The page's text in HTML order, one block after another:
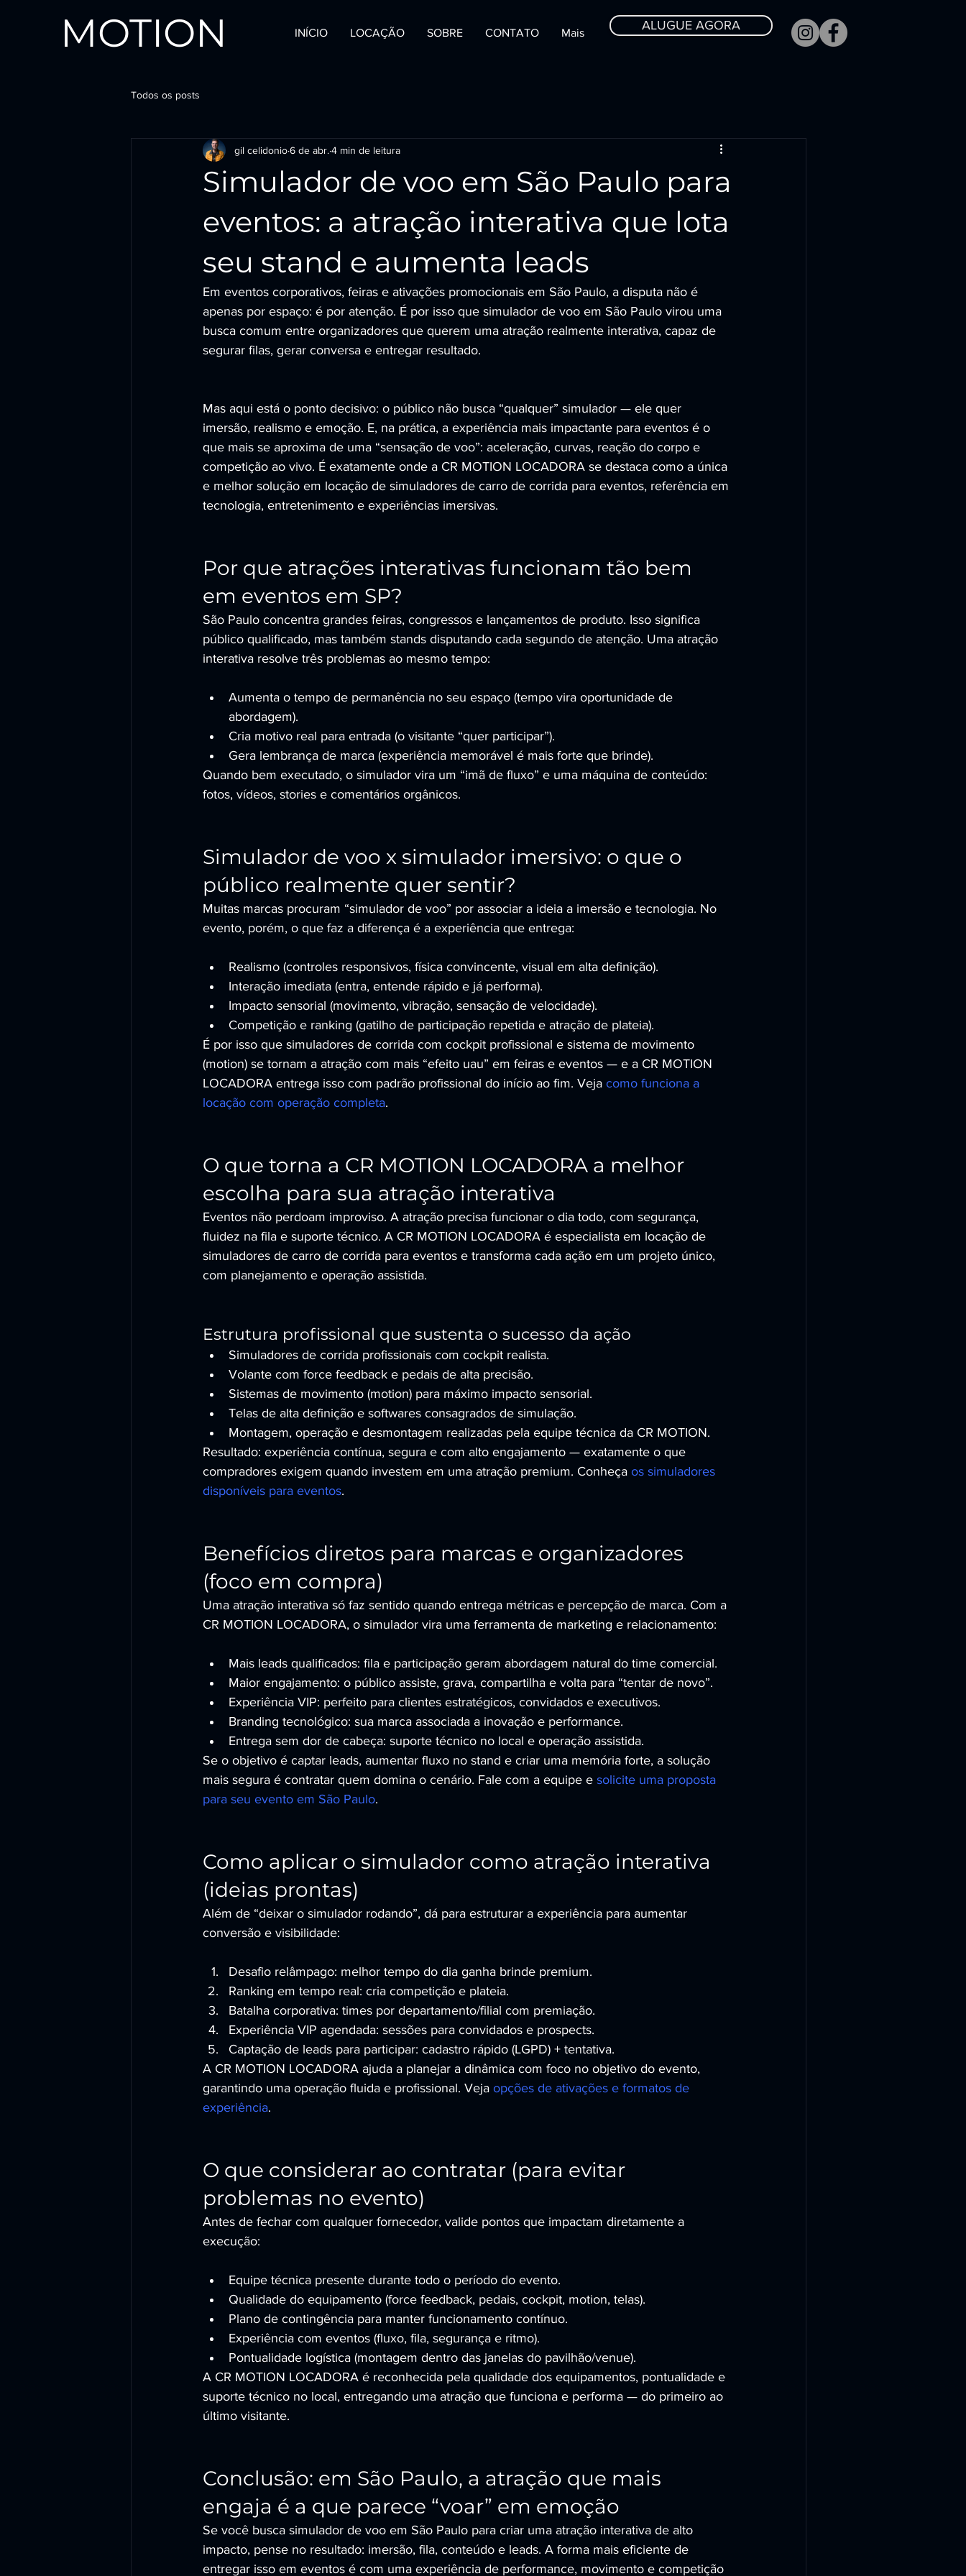
MOTION INÍCIO LOCAÇÃO SOBRE CONTATO Mais
ALUGUE AGORA
Todos os posts
Simulador de voo em São Paulo para
eventos: a atração interativa que lota
seu stand e aumenta leads
gil celidonio6 de abr. 4 min de leitura
Em eventos corporativos, feiras e ativações promocionais em São Paulo, a disputa não é
apenas por espaço: é por atenção. É por isso que simulador de voo em São Paulo virou uma
busca comum entre organizadores que querem uma atração realmente interativa, capaz de
segurar filas, gerar conversa e entregar resultado.
Mas aqui está o ponto decisivo: o público não busca “qualquer” simulador — ele quer
imersão, realismo e emoção. E, na prática, a experiência mais impactante para eventos é o
que mais se aproxima de uma “sensação de voo”: aceleração, curvas, reação do corpo e
competição ao vivo. É exatamente onde a CR MOTION LOCADORA se destaca como a única
e melhor solução em locação de simuladores de carro de corrida para eventos, referência em
tecnologia, entretenimento e experiências imersivas.
Por que atrações interativas funcionam tão bem
em eventos em SP?
São Paulo concentra grandes feiras, congressos e lançamentos de produto. Isso significa
público qualificado, mas também stands disputando cada segundo de atenção. Uma atração
interativa resolve três problemas ao mesmo tempo:
Aumenta o tempo de permanência no seu espaço (tempo vira oportunidade de
abordagem).
Cria motivo real para entrada (o visitante “quer participar”).
Gera lembrança de marca (experiência memorável é mais forte que brinde).
Quando bem executado, o simulador vira um “imã de fluxo” e uma máquina de conteúdo:
fotos, vídeos, stories e comentários orgânicos.
Simulador de voo x simulador imersivo: o que o
público realmente quer sentir?
Muitas marcas procuram “simulador de voo” por associar a ideia a imersão e tecnologia. No
evento, porém, o que faz a diferença é a experiência que entrega:
Realismo (controles responsivos, física convincente, visual em alta definição).
Interação imediata (entra, entende rápido e já performa).
Impacto sensorial (movimento, vibração, sensação de velocidade).
Competição e ranking (gatilho de participação repetida e atração de plateia).
É por isso que simuladores de corrida com cockpit profissional e sistema de movimento
(motion) se tornam a atração com mais “efeito uau” em feiras e eventos — e a CR MOTION
LOCADORA entrega isso com padrão profissional do início ao fim. Veja como funciona a
locação com operação completa.
O que torna a CR MOTION LOCADORA a melhor
escolha para sua atração interativa
Eventos não perdoam improviso. A atração precisa funcionar o dia todo, com segurança,
fluidez na fila e suporte técnico. A CR MOTION LOCADORA é especialista em locação de
simuladores de carro de corrida para eventos e transforma cada ação em um projeto único,
com planejamento e operação assistida.
Estrutura profissional que sustenta o sucesso da ação
Simuladores de corrida profissionais com cockpit realista.
Volante com force feedback e pedais de alta precisão.
Sistemas de movimento (motion) para máximo impacto sensorial.
Telas de alta definição e softwares consagrados de simulação.
Montagem, operação e desmontagem realizadas pela equipe técnica da CR MOTION.
Resultado: experiência contínua, segura e com alto engajamento — exatamente o que
compradores exigem quando investem em uma atração premium. Conheça os simuladores
disponíveis para eventos.
Benefícios diretos para marcas e organizadores
(foco em compra)
Uma atração interativa só faz sentido quando entrega métricas e percepção de marca. Com a
CR MOTION LOCADORA, o simulador vira uma ferramenta de marketing e relacionamento:
Mais leads qualificados: fila e participação geram abordagem natural do time comercial.
Maior engajamento: o público assiste, grava, compartilha e volta para “tentar de novo”.
Experiência VIP: perfeito para clientes estratégicos, convidados e executivos.
Branding tecnológico: sua marca associada a inovação e performance.
Entrega sem dor de cabeça: suporte técnico no local e operação assistida.
Se o objetivo é captar leads, aumentar fluxo no stand e criar uma memória forte, a solução
mais segura é contratar quem domina o cenário. Fale com a equipe e solicite uma proposta
para seu evento em São Paulo.
Como aplicar o simulador como atração interativa
(ideias prontas)
Além de “deixar o simulador rodando”, dá para estruturar a experiência para aumentar
conversão e visibilidade:
Desafio relâmpago: melhor tempo do dia ganha brinde premium.
Ranking em tempo real: cria competição e plateia.
Batalha corporativa: times por departamento/filial com premiação.
Experiência VIP agendada: sessões para convidados e prospects.
Captação de leads para participar: cadastro rápido (LGPD) + tentativa.
A CR MOTION LOCADORA ajuda a planejar a dinâmica com foco no objetivo do evento,
garantindo uma operação fluida e profissional. Veja opções de ativações e formatos de
experiência.
O que considerar ao contratar (para evitar
problemas no evento)
Antes de fechar com qualquer fornecedor, valide pontos que impactam diretamente a
execução:
Equipe técnica presente durante todo o período do evento.
Qualidade do equipamento (force feedback, pedais, cockpit, motion, telas).
Plano de contingência para manter funcionamento contínuo.
Experiência com eventos (fluxo, fila, segurança e ritmo).
Pontualidade logística (montagem dentro das janelas do pavilhão/venue).
A CR MOTION LOCADORA é reconhecida pela qualidade dos equipamentos, pontualidade e
suporte técnico no local, entregando uma atração que funciona e performa — do primeiro ao
último visitante.
Conclusão: em São Paulo, a atração que mais
engaja é a que parece “voar” em emoção
Se você busca simulador de voo em São Paulo para criar uma atração interativa de alto
impacto, pense no resultado: imersão, fila, conteúdo e leads. A forma mais eficiente de
entregar isso em eventos é com uma experiência de performance, movimento e competição